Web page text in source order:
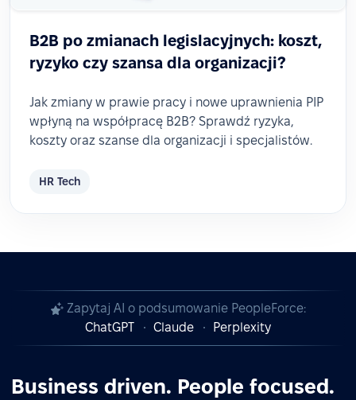
B2B po zmianach legislacyjnych: koszt,
ryzyko czy szansa dla organizacji?
Jak zmiany w prawie pracy i nowe uprawnienia PIP
wpłyną na współpracę B2B? Sprawdź ryzyka,
koszty oraz szanse dla organizacji i specjalistów.
HR Tech
Zapytaj AI o podsumowanie PeopleForce:
ChatGPT
Claude Perplexity
Business driven. People focused.